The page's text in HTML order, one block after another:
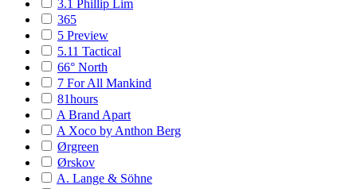
3.1 Phillip Lim
365
5 Preview
5.11 Tactical
66° North
7 For All Mankind
81hours
A Brand Apart
A Xoco by Anthon Berg
Ørgreen
Ørskov
A. Lange & Söhne